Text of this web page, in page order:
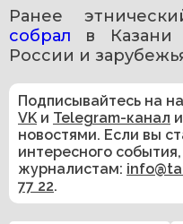
собрал в Казани
России и
Подписывайтесь на
VK и Telegram-канал
новостями. Если вы
интересного
журналистам:
77 22.